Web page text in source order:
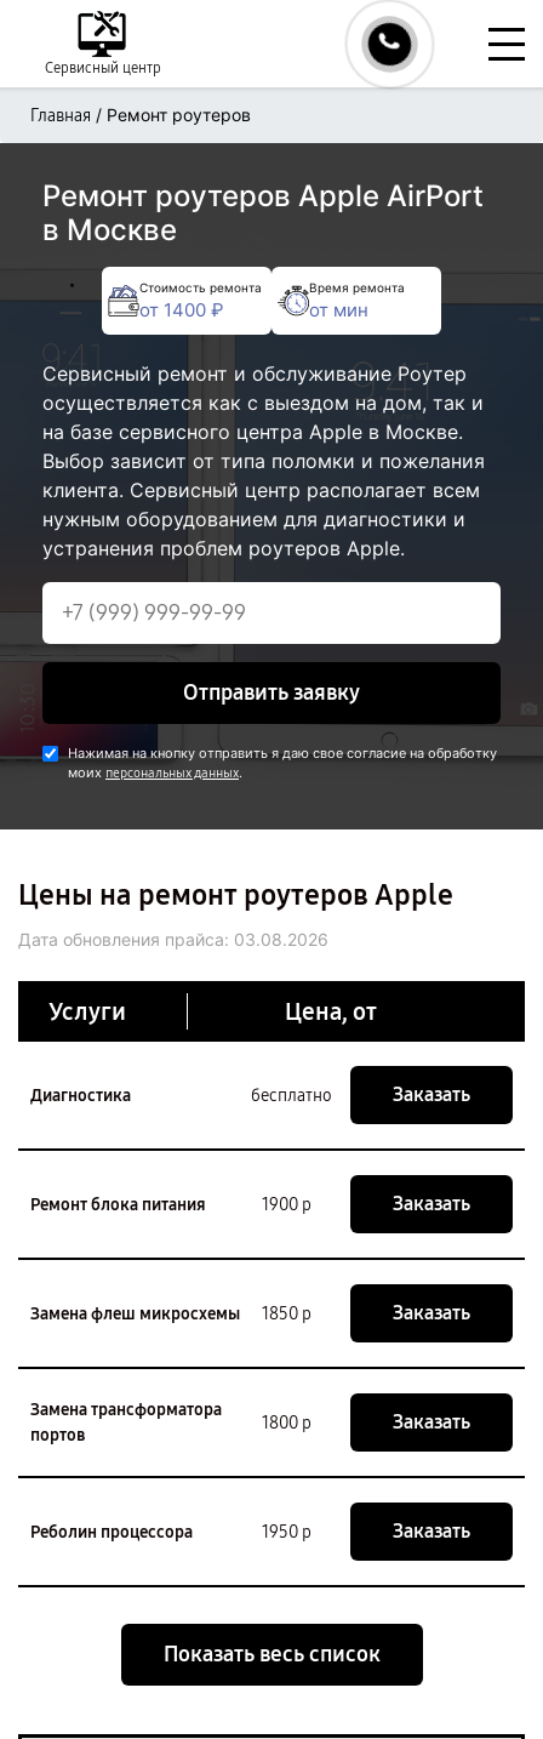
Сервисный центр
Главная / Ремонт роутеров
Ремонт роутеров Apple AirPort
в Москве
Стоимость ремонта
от 1400 ₽
Время ремонта
от мин
Сервисный ремонт и обслуживание Роутер
осуществляется как с выездом на дом, так и
на базе сервисного центра Apple в Москве.
Выбор зависит от типа поломки и пожелания
клиента. Сервисный центр располагает всем
нужным оборудованием для диагностики и
устранения проблем роутеров Apple.
Отправить заявку
Нажимая на кнопку отправить я даю свое согласие на обработку
моих персональных данных.
Цены на ремонт роутеров Apple
Дата обновления прайса: 03.08.2026
Услуги Цена, от
Диагностика бесплатно Заказать
Ремонт блока питания 1900 р Заказать
Замена флеш микросхемы 1850 р Заказать
Замена трансформатора
портов
1800 р Заказать
Реболин процессора 1950 р Заказать
Показать весь список